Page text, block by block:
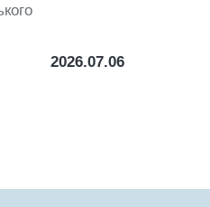
2026.07.06